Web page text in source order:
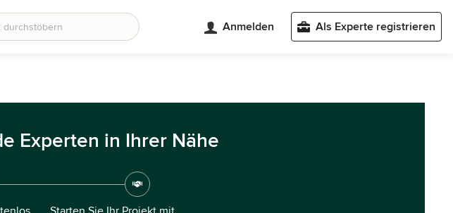
Anmelden Als Experte registrieren
Experten in Ihrer Nähe